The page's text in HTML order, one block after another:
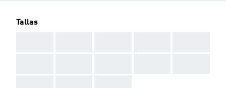
Tallas